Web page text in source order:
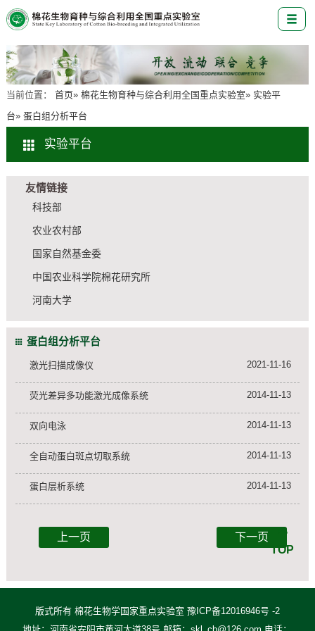
当前位置： 首页» 棉花生物育种与综合利用全国重点实验室» 实验平
台» 蛋白组分析平台
实验平台
友情链接
科技部
农业农村部
国家自然基金委
中国农业科学院棉花研究所
河南大学
蛋白组分析平台
激光扫描成像仪 2021-11-16
荧光差异多功能激光成像系统 2014-11-13
双向电泳 2014-11-13
全自动蛋白斑点切取系统 2014-11-13
蛋白层析系统 2014-11-13
上一页 下一页
版式所有 棉花生物学国家重点实验室 豫ICP备12016946号 -2
TOP